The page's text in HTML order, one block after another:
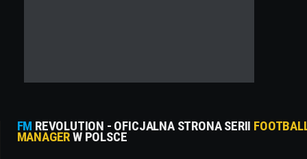
FM REVOLUTION - OFICJALNA STRONA SERII
MANAGERW POLSCE